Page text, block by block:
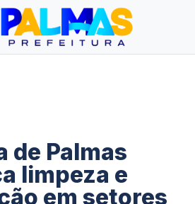
de Palmas
limpeza e
em setores